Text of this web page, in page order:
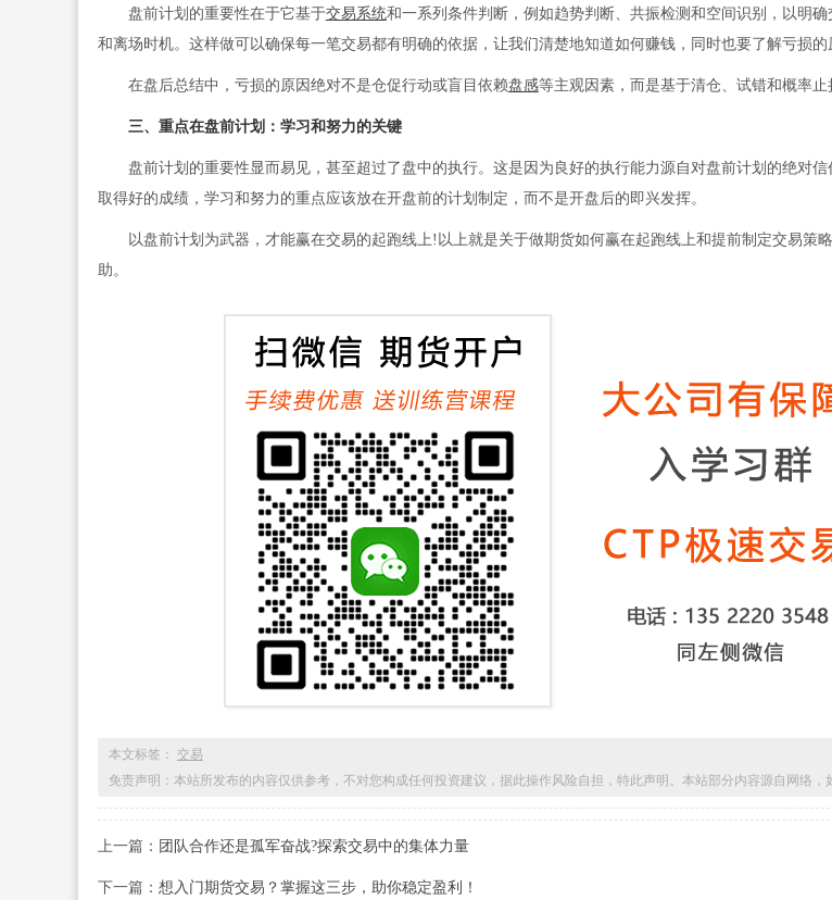
盘前计划的重要性在于它基于交易系统和一系列条件判断，例如趋势判断、共振检测和空间识别，以明
和离场时机。这样做可以确保每一笔交易都有明确的依据，让我们清楚地知道如何赚钱，同时也要了解亏损的
在盘后总结中，亏损的原因绝对不是仓促行动或盲目依赖盘感等主观因素，而是基于清仓、试错和概率止
三、重点在盘前计划：学习和努力的关键
盘前计划的重要性显而易见，甚至超过了盘中的执行。这是因为良好的执行能力源自对盘前计划的绝对信
取得好的成绩，学习和努力的重点应该放在开盘前的计划制定，而不是开盘后的即兴发挥。
以盘前计划为武器，才能赢在交易的起跑线上!以上就是关于做期货如何赢在起跑线上和提前制定交易策
助。
本文标签： 交易
免责声明：本站所发布的内容仅供参考，不对您构成任何投资建议，据此操作风险自担，特此声明。本站部分内容源自网络，
上一篇： 团队合作还是孤军奋战?探索交易中的集体力量
下一篇： 想入门期货交易？掌握这三步，助你稳定盈利！